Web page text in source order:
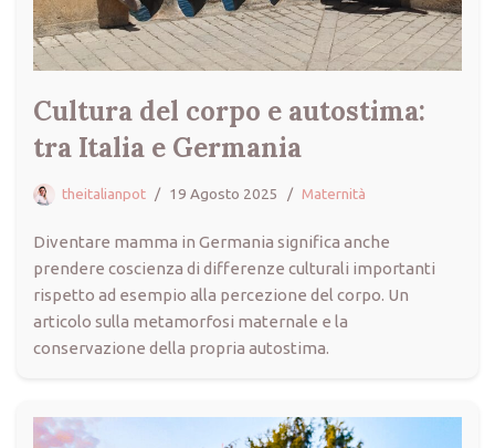
Cultura del corpo e autostima:
tra Italia e Germania
theitalianpot 19 Agosto 2025 Maternità
Diventare mamma in Germania significa anche
prendere coscienza di differenze culturali importanti
rispetto ad esempio alla percezione del corpo. Un
articolo sulla metamorfosi maternale e la
conservazione della propria autostima.